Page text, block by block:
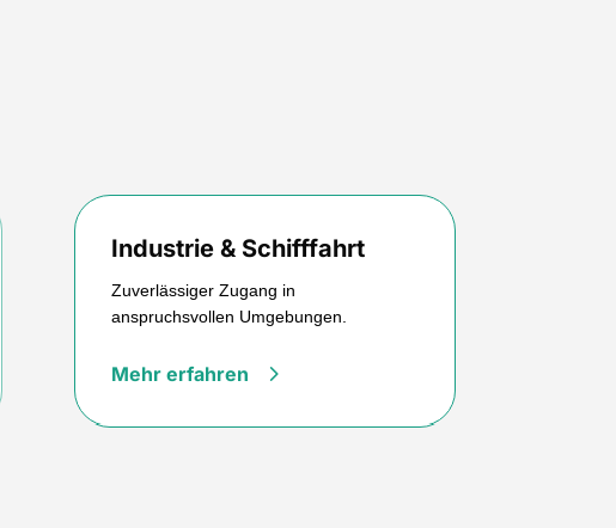
Industrie & Schifffahrt
Zuverlässiger Zugang in
anspruchsvollen Umgebungen.
Mehr erfahren